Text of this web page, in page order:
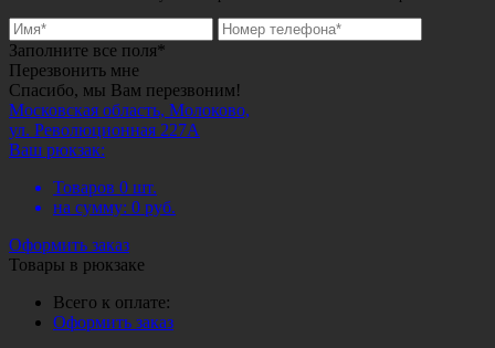
Заполните все поля*
Перезвонить мне
Спасибо, мы Вам перезвоним!
Московская область, Молоково,
ул. Революционная 227А
Ваш рюкзак:
Товаров 0 шт.
на сумму: 0 руб.
Оформить заказ
Товары в рюкзаке
Всего к оплате:
Оформить заказ